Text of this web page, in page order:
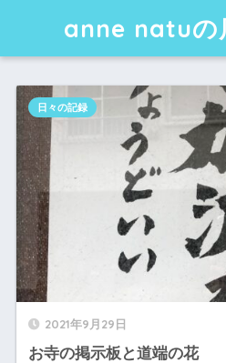
anne natuの
2021年9月29日
お寺の掲示板と道端の花
日々の記録